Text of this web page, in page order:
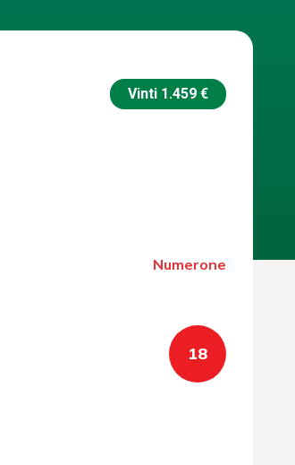
Vinti 1.459 €
Numerone
18